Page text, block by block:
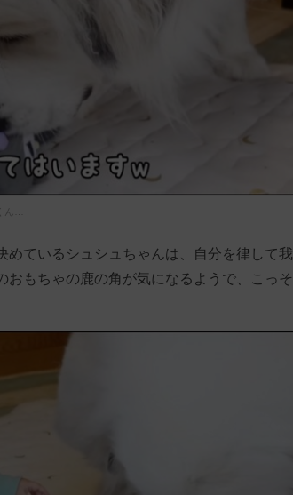
ん…
めているシュシュちゃんは、自分を律して我
もちゃの鹿の角が気になるようで、こっそ